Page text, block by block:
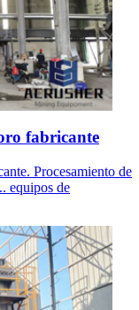
fabricante
Procesamiento de
equipos de